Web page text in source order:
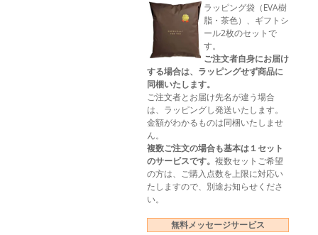
ラッピング袋（EVA樹
脂・茶色）、ギフトシ
ール2枚のセットで
す。
ご注文者自身にお届け
する場合は、ラッピングせず商品に
同梱いたします。
ご注文者とお届け先名が違う場合
は、ラッピングし発送いたします。
金額がわかるものは同梱いたしませ
ん。
複数ご注文の場合も基本は１セット
のサービスです。 複数セットご希望
の方は、ご購入点数を上限に対応い
たしますので、別途お知らせくださ
い。
無料メッセージサービス